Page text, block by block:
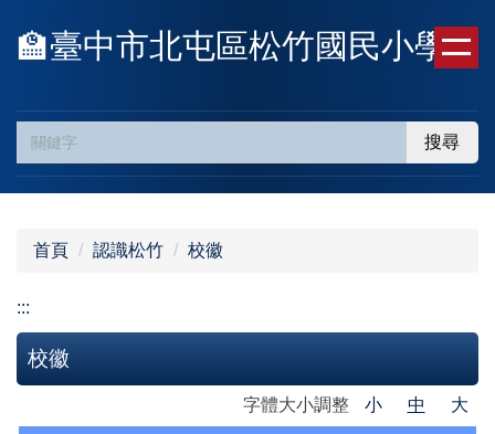
到
內
區
🏫臺中市北屯區松竹國民小學
搜尋
首頁 認識松竹 校徽
:::
校徽
字體大小調整 小 中 大